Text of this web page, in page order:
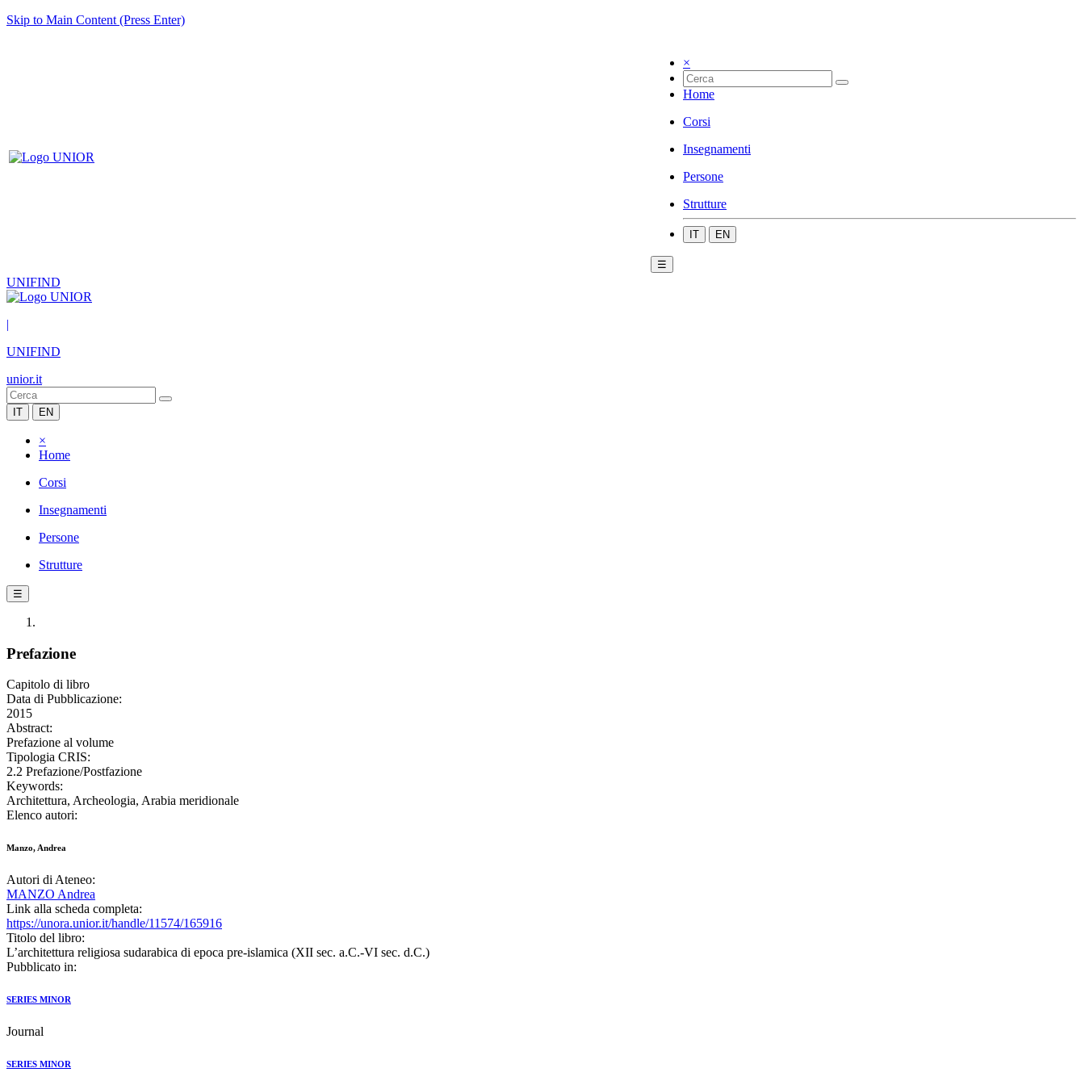
Skip to Main Content (Press Enter)
×
Home
Corsi
Insegnamenti
Persone
Strutture
IT EN
☰
UNIFIND
|
UNIFIND
unior.it
IT EN
×
Home
Corsi
Insegnamenti
Persone
Strutture
☰
Prefazione
Capitolo di libro
Data di Pubblicazione:
2015
Abstract:
Prefazione al volume
Tipologia CRIS:
2.2 Prefazione/Postfazione
Keywords:
Architettura, Archeologia, Arabia meridionale
Elenco autori:
Manzo, Andrea
Autori di Ateneo:
MANZO Andrea
Link alla scheda completa:
https://unora.unior.it/handle/11574/165916
Titolo del libro:
L’architettura religiosa sudarabica di epoca pre-islamica (XII sec. a.C.-VI sec. d.C.)
Pubblicato in:
SERIES MINOR
Journal
SERIES MINOR